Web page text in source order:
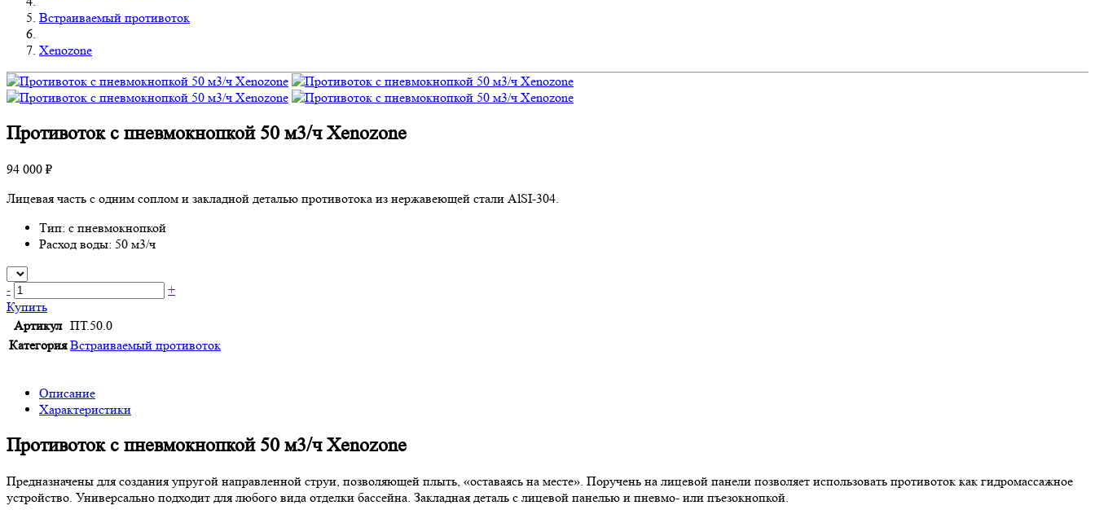
Встраиваемый противоток
Xenozone
Противоток с пневмокнопкой 50 м3/ч Xenozone
94 000 ₽
Лицевая часть с одним соплом и закладной деталью противотока из нержавеющей стали AlSI-304.
Тип: с пневмокнопкой
Расход воды: 50 м3/ч
-
+
Купить
Артикул ПТ.50.0
Категория Встраиваемый противоток
Описание
Характеристики
Противоток с пневмокнопкой 50 м3/ч Xenozone
Предназначены для создания упругой направленной струи, позволяющей плыть, «оставаясь на месте». Поручень на лицевой панели позволяет использовать противоток как гидромассажное
устройство. Универсально подходит для любого вида отделки бассейна. Закладная деталь с лицевой панелью и пневмо- или пъезокнопкой.